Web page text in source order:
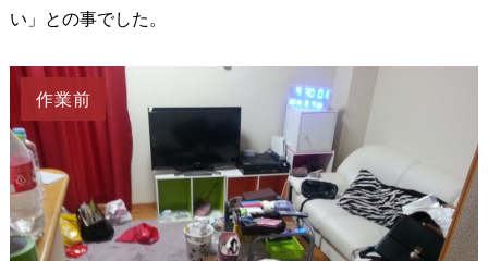
い」との事でした。
作業前